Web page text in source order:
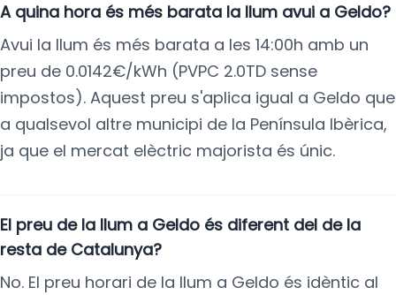
A quina hora és més barata la llum avui a Geldo?
Avui la llum és més barata a les 14:00h amb un
preu de 0.0142€/kWh (PVPC 2.0TD sense
impostos). Aquest preu s'aplica igual a Geldo que
a qualsevol altre municipi de la Península Ibèrica,
ja que el mercat elèctric majorista és únic.
El preu de la llum a Geldo és diferent del de la
resta de Catalunya?
No. El preu horari de la llum a Geldo és idèntic al